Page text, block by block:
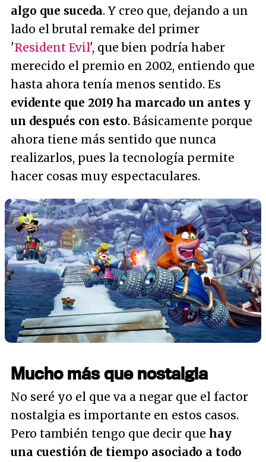
algo que suceda. Y creo que, dejando a un
lado el brutal remake del primer
'Resident Evil', que bien podría haber
merecido el premio en 2002, entiendo que
hasta ahora tenía menos sentido. Es
evidente que 2019 ha marcado un antes y
un después con esto. Básicamente porque
ahora tiene más sentido que nunca
realizarlos, pues la tecnología permite
hacer cosas muy espectaculares.
Mucho más que nostalgia
No seré yo el que va a negar que el factor
nostalgia es importante en estos casos.
Pero también tengo que decir que hay
una cuestión de tiempo asociado a todo